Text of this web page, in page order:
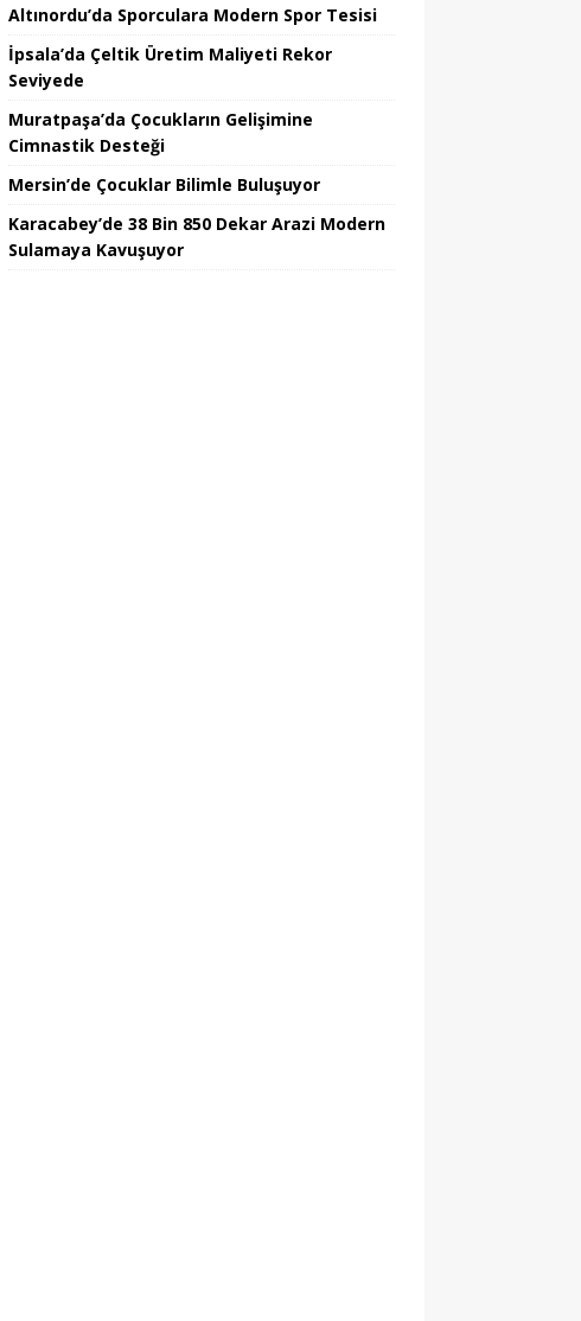
Altınordu’da Sporculara Modern Spor Tesisi
İpsala’da Çeltik Üretim Maliyeti Rekor
Seviyede
Muratpaşa’da Çocukların Gelişimine
Cimnastik Desteği
Mersin’de Çocuklar Bilimle Buluşuyor
Karacabey’de 38 Bin 850 Dekar Arazi Modern
Sulamaya Kavuşuyor